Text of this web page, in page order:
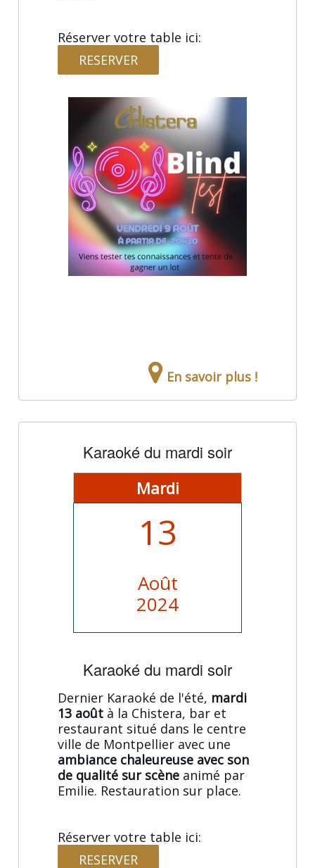
Réserver votre table ici:
RESERVER
En savoir plus !
Karaoké du mardi soir
Mardi
13
Août
2024
Karaoké du mardi soir
Dernier Karaoké de l'été, mardi
13 août à la Chistera, bar et
restaurant situé dans le centre
ville de Montpellier avec une
ambiance chaleureuse avec son
de qualité sur scène animé par
Emilie. Restauration sur place.
Réserver votre table ici:
RESERVER